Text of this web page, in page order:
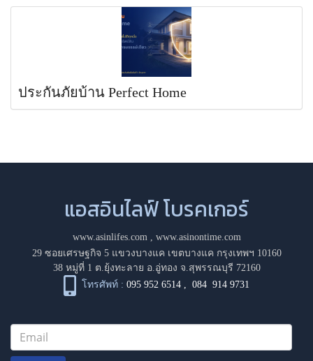
ประกันภัยบ้าน Perfect Home
แอสอินไลฟ์ โบรคเกอร์
www.asinlifes.com, www.asinontime.com
29 ซอยเศรษฐกิจ 5 แขวงบางแค เขตบางแค กรุงเทพฯ 10160
38 หมู่ที่ 1 ต.ยุ้งทะลาย อ.อู่ทอง จ.สุพรรณบุรี 72160
โทรศัพท์ : 095 952 6514 ,084 914 9731